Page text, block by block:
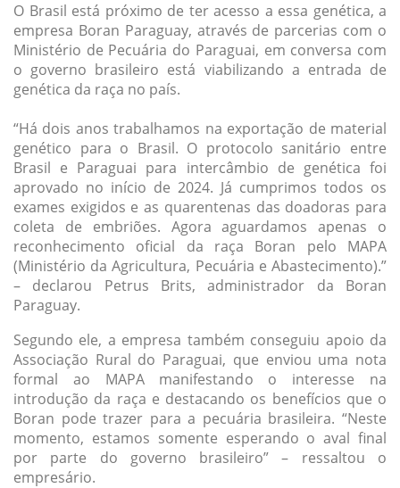
O Brasil está próximo de ter acesso a essa genética, a
empresa Boran Paraguay, através de parcerias com o
Ministério de Pecuária do Paraguai, em conversa com
o governo brasileiro está viabilizando a entrada de
genética da raça no país.
“Há dois anos trabalhamos na exportação de material
genético para o Brasil. O protocolo sanitário entre
Brasil e Paraguai para intercâmbio de genética foi
aprovado no início de 2024. Já cumprimos todos os
exames exigidos e as quarentenas das doadoras para
coleta de embriões. Agora aguardamos apenas o
reconhecimento oficial da raça Boran pelo MAPA
(Ministério da Agricultura, Pecuária e Abastecimento).”
– declarou Petrus Brits, administrador da Boran
Paraguay.
Segundo ele, a empresa também conseguiu apoio da
Associação Rural do Paraguai, que enviou uma nota
formal ao MAPA manifestando o interesse na
introdução da raça e destacando os benefícios que o
Boran pode trazer para a pecuária brasileira. “Neste
momento, estamos somente esperando o aval final
por parte do governo brasileiro” – ressaltou o
empresário.